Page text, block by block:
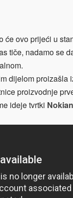
će ovo prijeći u
tiče, nadamo se
dijelom
proizvodnje
ideje tvrtki Nokian